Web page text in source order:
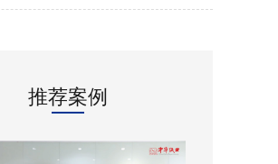
行业动态推荐案例